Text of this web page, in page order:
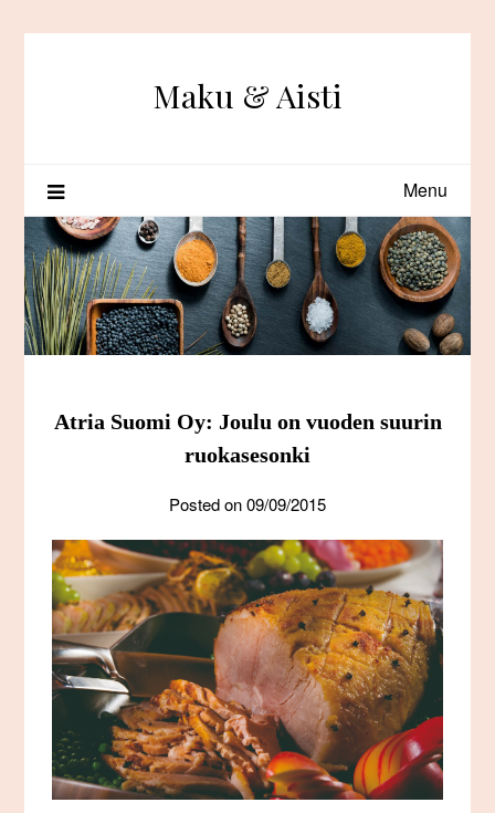
Maku & Aisti
Menu
Atria Suomi Oy: Joulu on vuoden suurin
ruokasesonki
Posted on09/09/2015